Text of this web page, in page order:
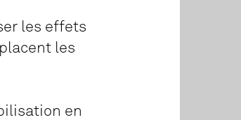
les effets
les
en